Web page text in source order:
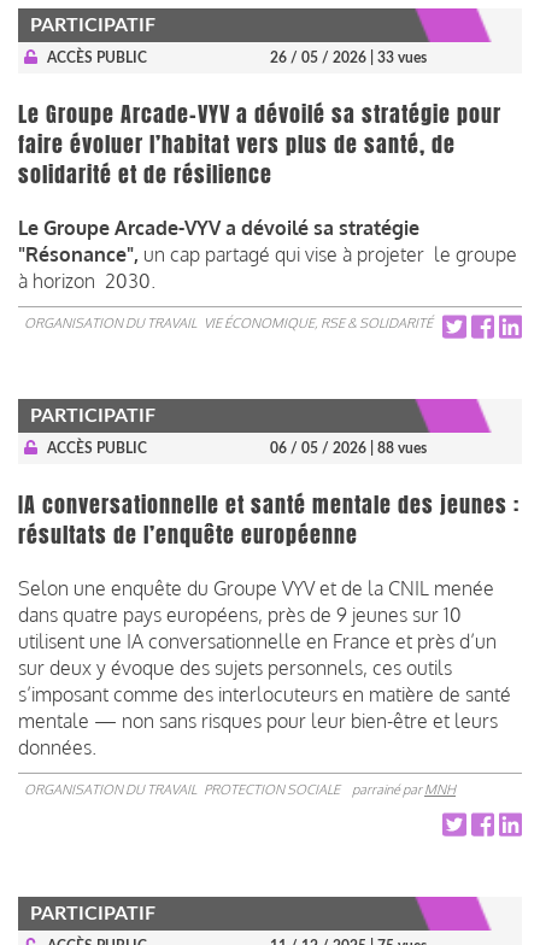
PARTICIPATIF
ACCÈS PUBLIC 26 / 05 / 2026 | 33 vues
Le Groupe Arcade-VYV a dévoilé sa stratégie pour
faire évoluer l’habitat vers plus de santé, de
solidarité et de résilience
Le Groupe Arcade-VYV a dévoilé sa stratégie
"Résonance", un cap partagé qui vise à projeter le groupe
à horizon 2030.
ORGANISATION DU TRAVAIL VIE ÉCONOMIQUE, RSE & SOLIDARITÉ
PARTICIPATIF
ACCÈS PUBLIC 06 / 05 / 2026 | 88 vues
IA conversationnelle et santé mentale des jeunes :
résultats de l’enquête européenne
Selon une enquête du Groupe VYV et de la CNIL menée
dans quatre pays européens, près de 9 jeunes sur 10
utilisent une IA conversationnelle en France et près d’un
sur deux y évoque des sujets personnels, ces outils
s’imposant comme des interlocuteurs en matière de santé
mentale — non sans risques pour leur bien-être et leurs
données.
ORGANISATION DU TRAVAIL PROTECTION SOCIALE parrainé parMNH
PARTICIPATIF